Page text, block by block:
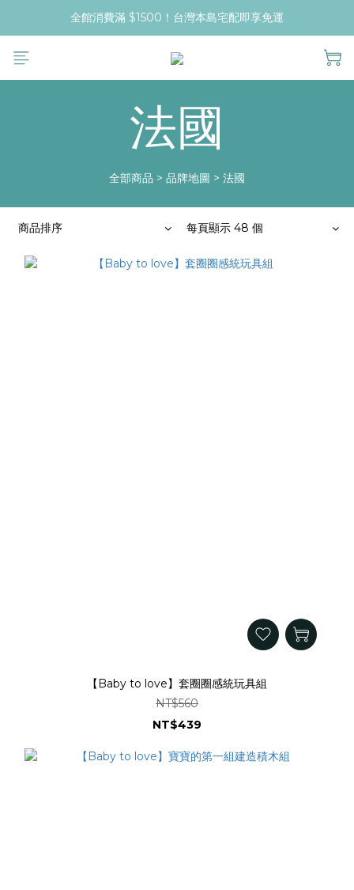
全館消費滿 $1500！台灣本島宅配即享免運
法國
全部商品 > 品牌地圖 > 法國
商品排序 每頁顯示 48 個
【Baby to love】套圈圈感統玩具組
NT$560
NT$439